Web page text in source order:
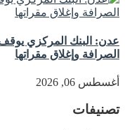
عدن: البنك المركزي
الصرافة وإغلاق مقراتها
أغسطس 06, 2026
تصنيفات